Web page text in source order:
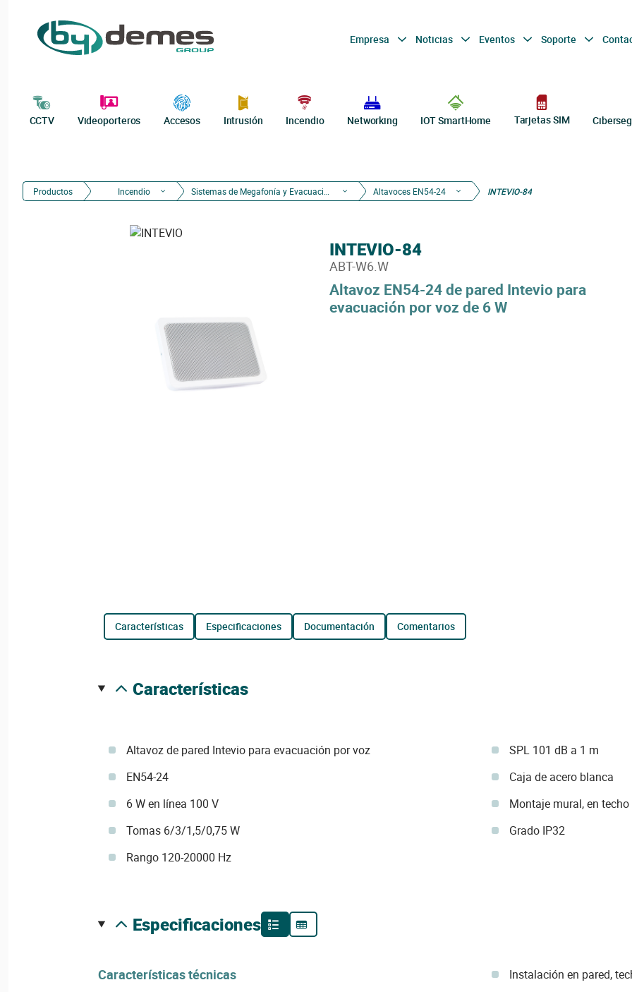
Empresa Noticias Eventos Soporte
CCTV Videoporteros Accesos Intrusión Incendio Networking IOT SmartHome Tarjetas SIM
Productos Incendio Altavoces EN54-24 INTEVIO-84
Altavoz EN54-24 de pared Intevio para
evacuación por voz de 6 W
INTEVIO-84
ABT-W6.W
características especificaciones documentación comentarios
características
Altavoz de pared Intevio para evacuación por voz
EN54-24
6 W en línea 100 V
Tomas 6/3/1,5/0,75 W
Rango 120-20000 Hz
SPL 101 dB a 1 m
Caja de acero blanca
Montaje mural, en
Grado IP32
especificaciones
Características técnicas
Instalación en pared,